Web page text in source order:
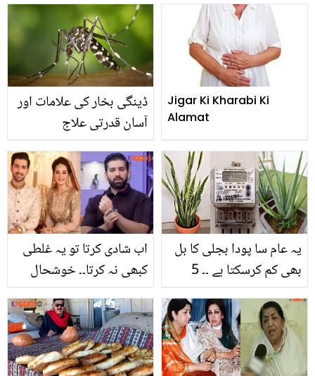
ڈینگی بخار کی علامات اور
آسان قدرتی علاج
Jigar Ki Kharabi Ki
Alamat
اب شادی کرتا تو یہ غلطی
کبھی نہ کرتا۔۔ خوشحال
منیب بٹ کی سوچ کیسے
تبدیل ہوگئی؟
یہ عام سا پودا بجلی کا بل
بھی کم کرسکتا ہے ۔۔ 5
جو بجلی کا بل کم کر کے
آپ کے ہزاروں روپے کی
بچت کرسکتے ہیں؟